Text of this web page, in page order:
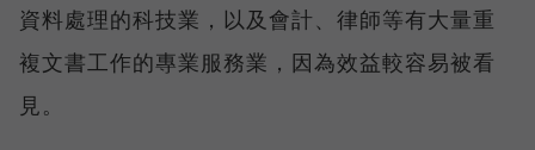
資料處理的科技業，以及會計、律師等有大量重
複文書工作的專業服務業，因為效益較容易被看
見。